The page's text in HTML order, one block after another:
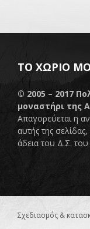
ΤΟ ΧΩΡΙΌ
© 2005 – 2017
μοναστήρι της
Απαγορεύεται η
αυτής της
άδεια του Δ.Σ.
Σχεδιασμός &